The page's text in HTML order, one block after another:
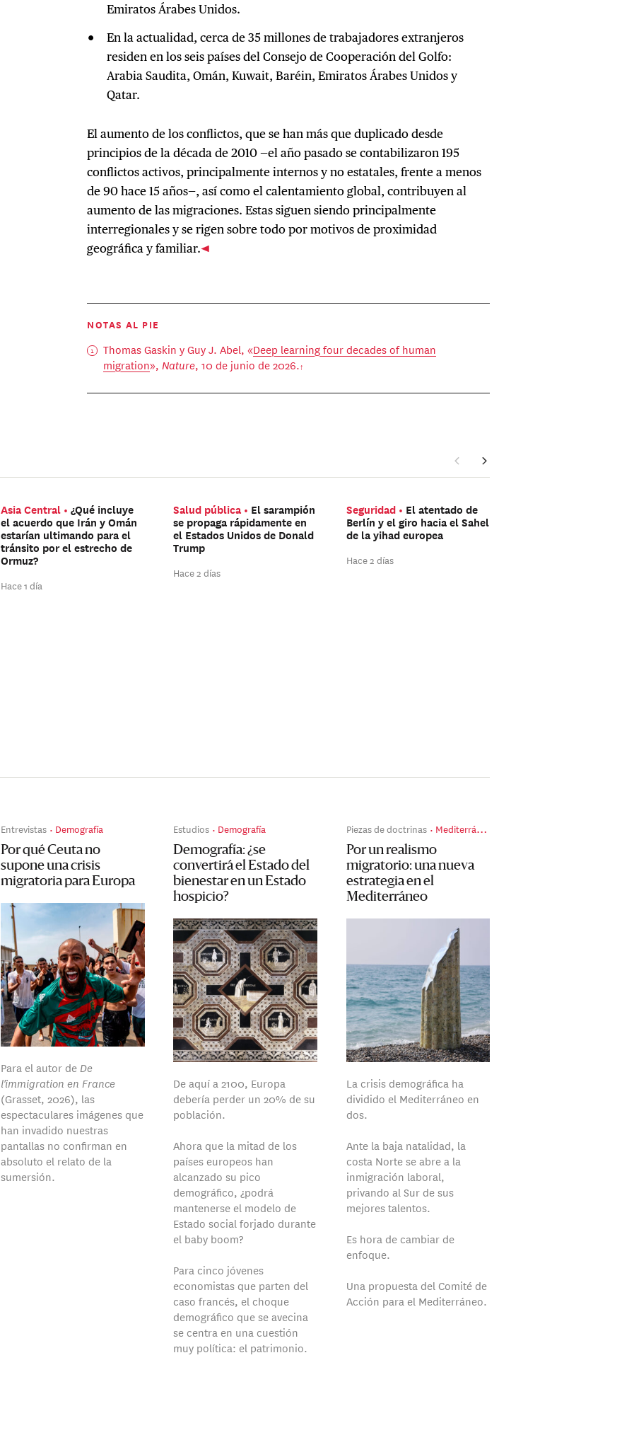
Emiratos Árabes Unidos.
En la actualidad, cerca de 35 millones de trabajadores extranjeros
residen en los seis países del Consejo de Cooperación del Golfo:
Arabia Saudita, Omán, Kuwait, Baréin, Emiratos Árabes Unidos y
Qatar.
El aumento de los conflictos, que se han más que duplicado desde
principios de la década de 2010 —el año pasado se contabilizaron 195
conflictos activos, principalmente internos y no estatales, frente a menos
de 90 hace 15 años—, así como el calentamiento global, contribuyen al
aumento de las migraciones. Estas siguen siendo principalmente
interregionales y se rigen sobre todo por motivos de proximidad
geográfica y familiar.
NOTAS AL PIE
Thomas Gaskin y Guy J. Abel, «Deep learning four decades of human
migration»,Nature, 10 de junio de 2026.
Asia Central
¿Qué incluye
el acuerdo que Irán y Omán
estarían ultimando para el
tránsito por el estrecho de
Ormuz?
Hace 1 día
Salud pública
El sarampión
se propaga rápidamente en
el Estados Unidos de Donald
Trump
Hace 2 días
Seguridad
El atentado de
Berlín y el giro hacia el Sahel
de la yihad europea
Hace 2 días
Entrevistas Demografía
Por qué Ceuta no
supone una crisis
migratoria para Europa
Para el autor deDe
l'immigration en France
(Grasset, 2026), las
espectaculares imágenes que
han invadido nuestras
pantallas no confirman en
absoluto el relato de la
sumersión.
Estudios Demografía
Demografía: ¿se
convertirá el Estado del
bienestar en un Estado
hospicio?
De aquí a 2100, Europa
debería perder un 20% de su
población.
Ahora que la mitad de los
países europeos han
alcanzado su pico
demográfico, ¿podrá
mantenerse el modelo de
Estado social forjado durante
el baby boom?
Para cinco jóvenes
economistas que parten del
caso francés, el choque
demográfico que se avecina
se centra en una cuestión
muy política: el patrimonio.
Piezas de doctrinas Mediterráneo
Por un realismo
migratorio: una nueva
estrategia en el
Mediterráneo
La crisis demográfica ha
dividido el Mediterráneo en
dos.
Ante la baja natalidad, la
costa Norte se abre a la
inmigración laboral,
privando al Sur de sus
mejores talentos.
Es hora de cambiar de
enfoque.
Una propuesta del Comité de
Acción para el Mediterráneo.